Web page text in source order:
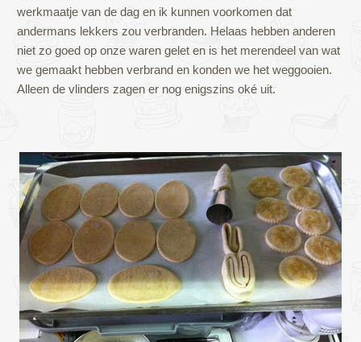
werkmaatje van de dag en ik kunnen voorkomen dat
andermans lekkers zou verbranden. Helaas hebben anderen
niet zo goed op onze waren gelet en is het merendeel van wat
we gemaakt hebben verbrand en konden we het weggooien.
Alleen de vlinders zagen er nog enigszins oké uit.